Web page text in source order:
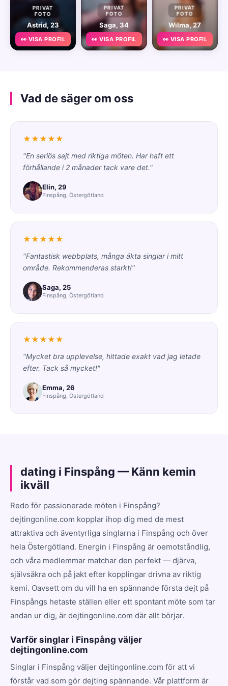
PRIVAT
FOTO
Astrid, 23
👀 VISA PROFIL
PRIVAT
FOTO
Saga, 34
👀 VISA PROFIL
PRIVAT
FOTO
Wilma, 27
👀 VISA PROFIL
Vad de säger om oss
★★★★★
"En seriös sajt med riktiga möten. Har haft ett
förhållande i 2 månader tack vare det."
Elin, 29
Finspång, Östergötland
★★★★★
"Fantastisk webbplats, många äkta singlar i mitt
område. Rekommenderas starkt!"
Saga, 25
Finspång, Östergötland
★★★★★
"Mycket bra upplevelse, hittade exakt vad jag letade
efter. Tack så mycket!"
Emma, 26
Finspång, Östergötland
dating i Finspång — Känn kemin
ikväll
Redo för passionerade möten i Finspång?
dejtingonline.com kopplar ihop dig med de mest
attraktiva och äventyrliga singlarna i Finspång och över
hela Östergötland. Energin i Finspång är oemotståndlig,
och våra medlemmar matchar den perfekt — djärva,
självsäkra och på jakt efter kopplingar drivna av riktig
kemi. Oavsett om du vill ha en spännande första dejt på
Finspångs hetaste ställen eller ett spontant möte som tar
andan ur dig, är dejtingonline.com där allt börjar.
Varför singlar i Finspång väljer
dejtingonline.com
Singlar i Finspång väljer dejtingonline.com för att vi
förstår vad som gör dejting spännande. Vår plattform är